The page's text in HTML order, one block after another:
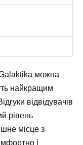
можна
найкращим
відвідувачів
рівень
місце з
і